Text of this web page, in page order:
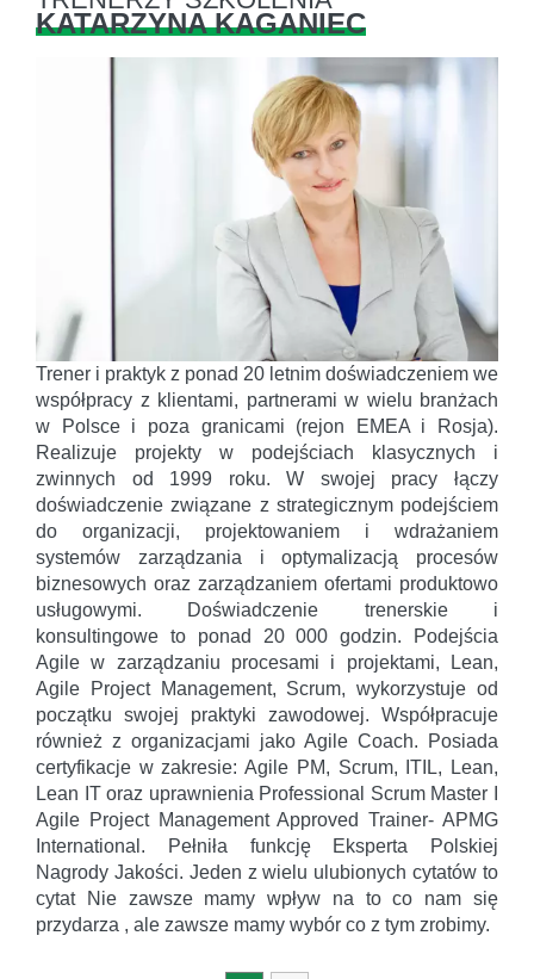
KATARZYNA KAGANIEC
Trener i praktyk z ponad 20 letnim doświadczeniem we
współpracy z klientami, partnerami w wielu branżach
w Polsce i poza granicami (rejon EMEA i Rosja).
Realizuje projekty w podejściach klasycznych i
zwinnych od 1999 roku. W swojej pracy łączy
doświadczenie związane z strategicznym podejściem
do organizacji, projektowaniem i wdrażaniem
systemów zarządzania i optymalizacją procesów
biznesowych oraz zarządzaniem ofertami produktowo
usługowymi. Doświadczenie trenerskie i
konsultingowe to ponad 20 000 godzin. Podejścia
Agile w zarządzaniu procesami i projektami, Lean,
Agile Project Management, Scrum, wykorzystuje od
początku swojej praktyki zawodowej. Współpracuje
również z organizacjami jako Agile Coach. Posiada
certyfikacje w zakresie: Agile PM, Scrum, ITIL, Lean,
Lean IT oraz uprawnienia Professional Scrum Master I
Agile Project Management Approved Trainer- APMG
International. Pełniła funkcję Eksperta Polskiej
Nagrody Jakości. Jeden z wielu ulubionych cytatów to
cytat Nie zawsze mamy wpływ na to co nam się
przydarza , ale zawsze mamy wybór co z tym zrobimy.